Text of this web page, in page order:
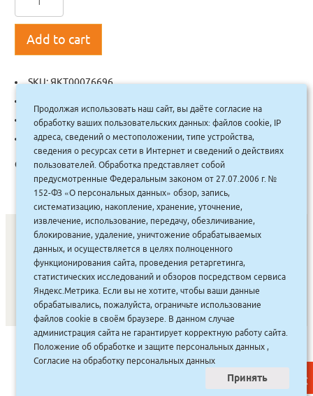
Add to cart
SKU:ЯКТ00076696
Categories:Психология,Психология детей и подростков
Tag:Азбука
Описание:
СОНУННАР|КОМПАНИЯ ТУҺУНАН |МАҔАҺЫЫННАР
АКЦИЯЛАР|ДИСКОНТНАЙ СИСТЕМА |ЮРИДИЧЕСКАЙ|
ВАКАНСИЯЛАР
САЙТ СОЗДАН:ООО "ЭЙФОС" . ИНФОРМАЦИОННЫЕ
ТЕХНОЛОГИИ
Продолжая использовать наш сайт, вы даёте согласие на
обработку ваших пользовательских данных: файлов cookie, IP
адреса, сведений о местоположении, типе устройства,
сведения о ресурсах сети в Интернет и сведений о действиях
пользователей. Обработка представляет собой
предусмотренные Федеральным законом от 27.07.2006 г. №
152-ФЗ «О персональных данных» обзор, запись,
систематизацию, накопление, хранение, уточнение,
извлечение, использование, передачу, обезличивание,
блокирование, удаление, уничтожение обрабатываемых
данных, и осуществляется в целях полноценного
функционирования сайта, проведения ретаргетинга,
статистических исследований и обзоров посредством сервиса
Яндекс.Метрика. Если вы не хотите, чтобы ваши данные
обрабатывались, пожалуйста, ограничьте использование
файлов cookie в своём браузере. В данном случае
администрация сайта не гарантирует корректную работу сайта.
Положение об обработке и защите персональных данных ,
Согласие на обработку персональных данных
Принять